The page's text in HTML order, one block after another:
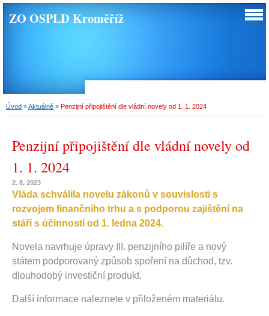
ZO OSPLD Kroměříž
Úvod »Aktuálně » Penzijní připojištění dle vládní novely od 1. 1. 2024
Penzijní připojištění dle vládní novely od
1. 1. 2024
2. 8. 2023
Vláda schválila novelu zákonů v souvislosti s
rozvojem finančního trhu a s podporou zajištění na
stáří s účinností od 1. ledna 2024.
Novela navrhuje úpravy III. penzijního pilíře a nový
státem podporovaný způsob spoření na důchod, tzv.
dlouhodobý investiční produkt.
Další informace naleznete v přiloženém materiálu.